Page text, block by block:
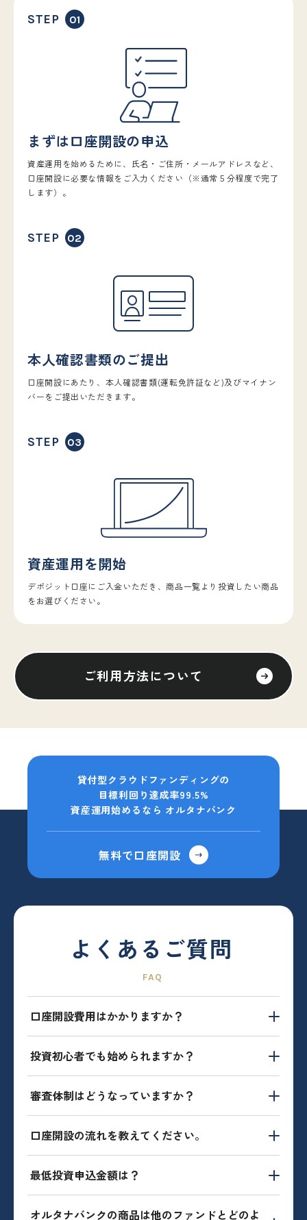
STEP
まずは口座開設の申込
資産運用を始めるために、氏名・ご住所・メールアドレスなど、
口座開設に必要な情報をご入力ください（※通常５分程度で完了
します）。
STEP
本人確認書類のご提出
口座開設にあたり、本人確認書類(運転免許証など)及びマイナン
バーをご提出いただきます。
STEP
資産運用を開始
デポジット口座にご入金いただき、商品一覧より投資したい商品
をお選びください。
ご利用方法について
貸付型クラウドファンディングの
目標利回り達成率99.5%
資産運用始めるなら オルタナバンク
無料で口座開設
よくあるご質問
口座開設費用はかかりますか？
投資初心者でも始められますか？
審査体制はどうなっていますか？
口座開設の流れを教えてください。
最低投資申込金額は？
オルタナバンクの商品は他のファンドとどのよ